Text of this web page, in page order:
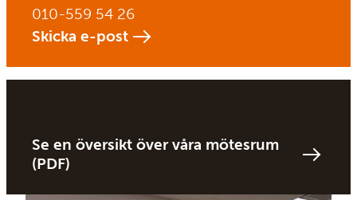
010-559 54 26
Skicka e-post
Se en översikt över våra mötesrum
(PDF)